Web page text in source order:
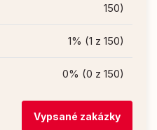
150)
1% (1 z 150)
0% (0 z 150)
Vypsané zakázky